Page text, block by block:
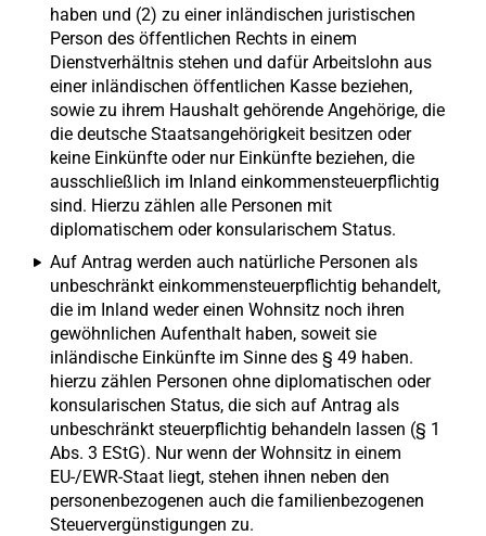
haben und (2) zu einer inländischen juristischen
Person des öffentlichen Rechts in einem
Dienstverhältnis stehen und dafür Arbeitslohn aus
einer inländischen öffentlichen Kasse beziehen,
sowie zu ihrem Haushalt gehörende Angehörige, die
die deutsche Staatsangehörigkeit besitzen oder
keine Einkünfte oder nur Einkünfte beziehen, die
ausschließlich im Inland einkommensteuerpflichtig
sind. Hierzu zählen alle Personen mit
diplomatischem oder konsularischem Status.
Auf Antrag werden auch natürliche Personen als
unbeschränkt einkommensteuerpflichtig behandelt,
die im Inland weder einen Wohnsitz noch ihren
gewöhnlichen Aufenthalt haben, soweit sie
inländische Einkünfte im Sinne des § 49 haben.
hierzu zählen Personen ohne diplomatischen oder
konsularischen Status, die sich auf Antrag als
unbeschränkt steuerpflichtig behandeln lassen (§ 1
Abs. 3 EStG). Nur wenn der Wohnsitz in einem
EU-/EWR-Staat liegt, stehen ihnen neben den
personenbezogenen auch die familienbezogenen
Steuervergünstigungen zu.